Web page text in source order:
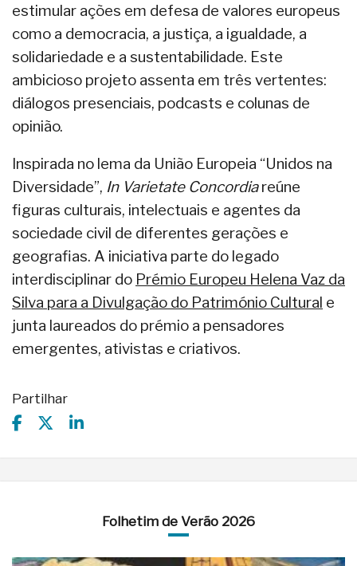
estimular ações em defesa de valores europeus
como a democracia, a justiça, a igualdade, a
solidariedade e a sustentabilidade. Este
ambicioso projeto assenta em três vertentes:
diálogos presenciais, podcasts e colunas de
opinião.
Inspirada no lema da União Europeia “Unidos na
Diversidade”, In Varietate Concordiareúne
figuras culturais, intelectuais e agentes da
sociedade civil de diferentes gerações e
geografias. A iniciativa parte do legado
interdisciplinar do Prémio Europeu Helena Vaz da
Silva para a Divulgação do Património Cultural e
junta laureados do prémio a pensadores
emergentes, ativistas e criativos.
Partilhar
Folhetim de Verão 2026